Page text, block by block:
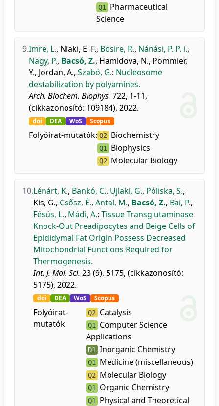
Q1
Pharmaceutical
Science
9.Imre, L., Niaki, E. F., Bosire, R., Nánási, P. P. i.,
Nagy, P., Bacsó, Z., Hamidova, N., Pommier,
Y., Jordan, A., Szabó, G.: Nucleosome
destabilization by polyamines.
Arch. Biochem. Biophys. 722, 1-11,
(cikkazonosító: 109184), 2022.
doi DEA WoS Scopus
Folyóirat-mutatók: Q2 Biochemistry
Q1 Biophysics
Q2 Molecular Biology
10.Lénárt, K., Bankó, C., Ujlaki, G., Póliska, S.,
Kis, G., Csősz, É., Antal, M., Bacsó, Z., Bai, P.,
Fésüs, L., Mádi, A.: Tissue Transglutaminase
Knock-Out Preadipocytes and Beige Cells of
Epididymal Fat Origin Possess Decreased
Mitochondrial Functions Required for
Thermogenesis.
Int. J. Mol. Sci. 23 (9), 5175, (cikkazonosító:
5175), 2022.
doi DEA WoS Scopus
Folyóirat-
mutatók:
Q2 Catalysis
Q1
Computer Science
Applications
D1 Inorganic Chemistry
Q1 Medicine (miscellaneous)
Q2 Molecular Biology
Q1 Organic Chemistry
Q1
Physical and Theoretical